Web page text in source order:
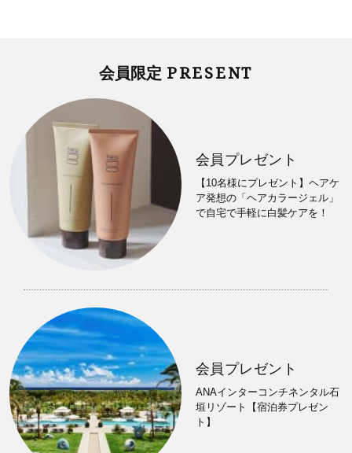
会員限定 PRESENT
会員プレゼント
【10名様にプレゼント】ヘアケ
ア発想の「ヘアカラージェル」
で自宅で手軽に白髪ケアを！
会員プレゼント
ANAインターコンチネンタル石
垣リゾート【宿泊券プレゼン
ト】